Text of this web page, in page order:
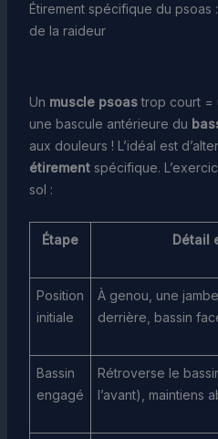
Étirement spécifique du
de la raideur
Un muscle psoastrop court =
une bascule antérieure du
aux douleurs ! L’idéal est
étirementspécifique.
sol :
Étape Détail
Position
initiale
À genou, une
derrière, bassin
Bassin
engagé
Rétroverse le
l’avant), maintiens